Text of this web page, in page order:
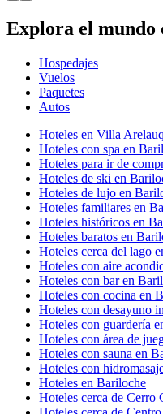
Explora el mundo
Hospedajes
Vuelos
Paquetes
Autos
Hoteles en Villa
Hoteles con spa en
Hoteles para ir de
Hoteles de ski en
Hoteles de lujo en
Hoteles familiares en
Hoteles históricos en
Hoteles baratos en
Hoteles cerca del lago
Hoteles con aire
Hoteles con bar en
Hoteles con cocina en
Hoteles con desayuno
Hoteles con guardería
Hoteles con área de
Hoteles con sauna en
Hoteles con
Hoteles en Bariloche
Hoteles cerca de Cerro